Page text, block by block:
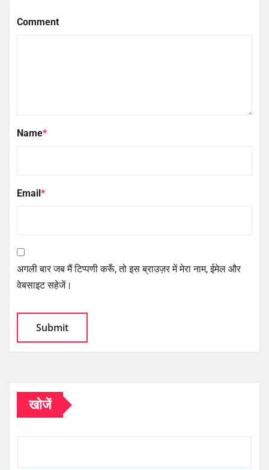
Comment
Name*
Email*
अगली बार जब मैं टिप्पणी करूँ, तो इस ब्राउज़र में मेरा नाम, ईमेल और
वेबसाइट सहेजें।
खोजें